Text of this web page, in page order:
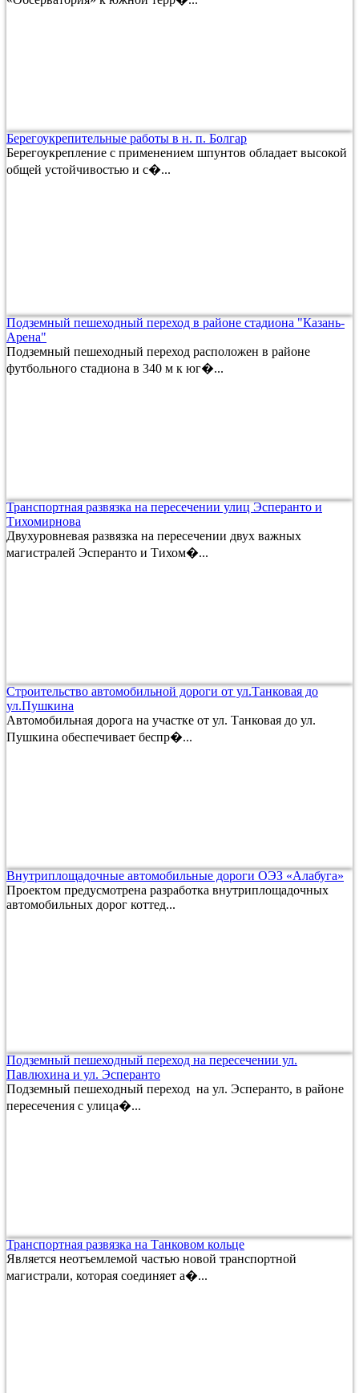
Берегоукрепительные работы в н. п. Болгар
Берегоукрепление с применением шпунтов обладает высокой
общей устойчивостью и с�...
Подземный пешеходный переход в районе стадиона "Казань-
Арена"
Подземный пешеходный переход расположен в районе
футбольного стадиона в 340 м к юг�...
Транспортная развязка на пересечении улиц Эсперанто и
Тихомирнова
Двухуровневая развязка на пересечении двух важных
магистралей Эсперанто и Тихом�...
Строительство автомобильной дороги от ул.Танковая до
ул.Пушкина
Автомобильная дорога на участке от ул. Танковая до ул.
Пушкина обеспечивает беспр�...
Внутриплощадочные автомобильные дороги ОЭЗ «Алабуга»
Проектом предусмотрена разработка внутриплощадочных
автомобильных дорог коттед...
Подземный пешеходный переход на пересечении ул.
Павлюхина и ул. Эсперанто
Подземный пешеходный переход на ул. Эсперанто, в районе
пересечения с улица�...
Транспортная развязка на Танковом кольце
Является неотъемлемой частью новой транспортной
магистрали, которая соединяет а�...